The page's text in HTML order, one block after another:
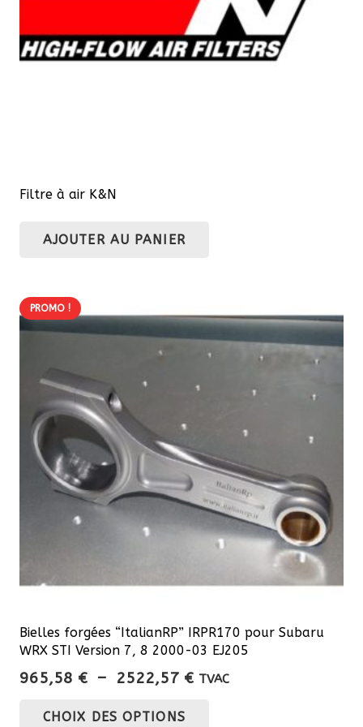
Filtre à air K&N
AJOUTER AU PANIER
PROMO !
Bielles forgées “ItalianRP” IRPR170 pour Subaru
WRX STI Version 7, 8 2000-03 EJ205
965,58 € – 2522,57 €Plage
TVAC
CHOIX DES OPTIONS